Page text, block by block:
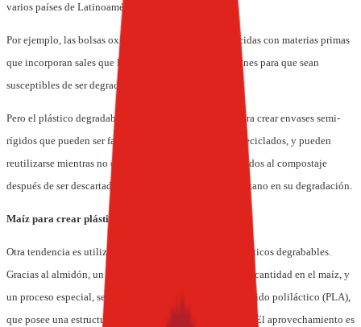
varios países de Latinoamérica y el resto del mundo.
Por ejemplo, las bolsas oxi-biodegradables son producidas con materias primas
que incorporan sales que las hacen oxidables y almidones para que sean
susceptibles de ser degradadas por las bacterias.
Pero el plástico degradable también puede utilizarse para crear envases semi-
rígidos que pueden ser fabricados a partir de plásticos reciclados, y pueden
reutilizarse mientras no comiencen a degradar, o destinados al compostaje
después de ser descartados. Estos envases no emiten Metano en su degradación.
Maíz para crear plástico
Otra tendencia es utilizar el maíz para la creación de plásticos degrabables.
Gracias al almidón, un polímero natural presente en gran cantidad en el maíz, y
un proceso especial, se puede crea un plástico llamado ácido poliláctico (PLA),
que posee una estructura con la facultad de ser destruida. El aprovechamiento es